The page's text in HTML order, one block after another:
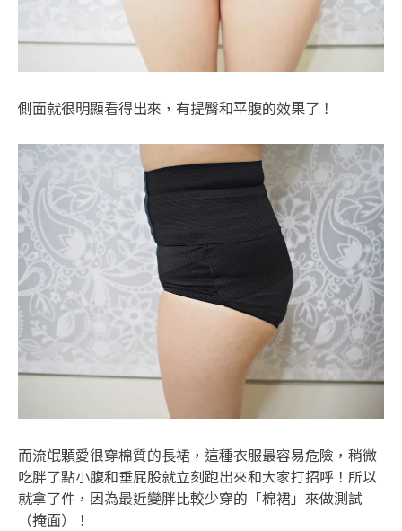
側面就很明顯看得出來，有提臀和平腹的效果了！
而流氓顆愛很穿棉質的長裙，這種衣服最容易危險，稍微
吃胖了點小腹和垂屁股就立刻跑出來和大家打招呼！所以
就拿了件，因為最近變胖比較少穿的「棉裙」來做測試
（掩面）！